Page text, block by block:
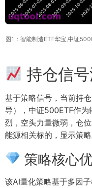
图1：智能制造ETF华宝,中证
持仓信
基于策略信号，当前持
导），中证500ETF作为
烈，空头力量微弱，仓
能源相关标的，显示策
策略核心
该AI量化策略基于多因